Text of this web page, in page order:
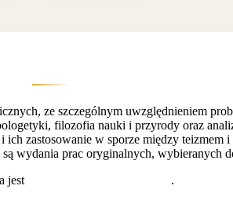
ze szczególnym uwzględnieniem
filozofia nauki i przyrody oraz
zastosowanie w sporze między teizmem
wydania prac oryginalnych, wybieranych
jest
.